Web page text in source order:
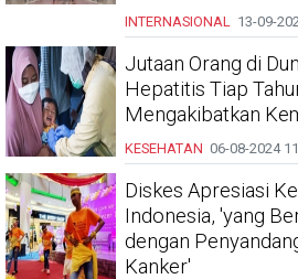
INTERNASIONAL 13-09-
Jutaan Orang di
Hepatitis Tiap
Mengakibatkan
KESEHATAN 06-08-2024
Diskes Apresiasi
Indonesia, 'yang
dengan
Kanker'